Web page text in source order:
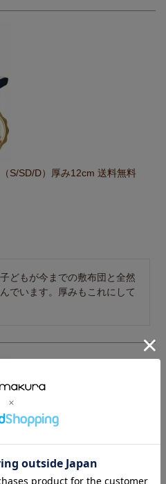
S/SD/D）厚み12cm 送料無料
どもが今までの敷布団と全然
でいます。厚みもこれにして